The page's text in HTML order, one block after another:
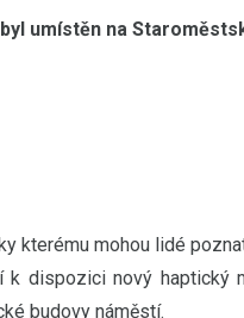
umístěn na
kterému mohou lidé
k dispozici nový haptický
budovy náměstí.